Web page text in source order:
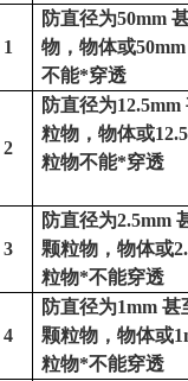
1
防直径为50mm
物，物体或
不能*穿透
2
防直径为12.5mm
粒物，物体或
粒物不能*穿透
3
防直径为2.5mm
颗粒物，物体或
粒物*不能穿透
4
防直径为1mm甚
颗粒物，物体或
粒物*不能穿透